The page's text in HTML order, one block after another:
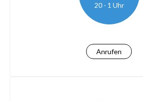
20 - 1 Uhr
Anrufen